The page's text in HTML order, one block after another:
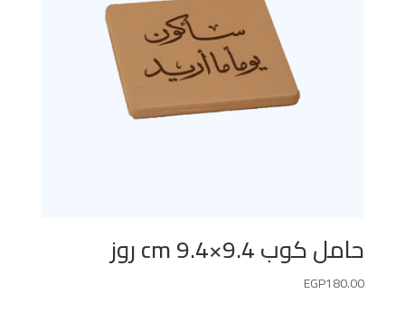
حامل كوب 9.4×9.4 cm روز
EGP180.00